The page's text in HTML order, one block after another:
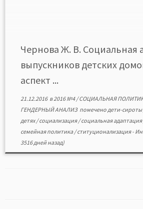
препятствуют социальной адаптации
Изучение экспертных […]
Чернова Ж. В. Социальная
выпускников детских
аспект ...
21.12.2016в2016 №4/СОЦИАЛЬНАЯ
ГЕНДЕРНЫЙ АНАЛИЗ помеченодети-сироты
детях/социализация/социальная адаптация
семейная политика/ституционализация-
3516 дней назад)